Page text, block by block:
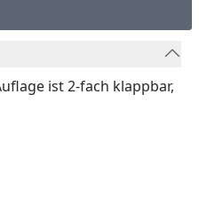
ist 2-fach klappbar,